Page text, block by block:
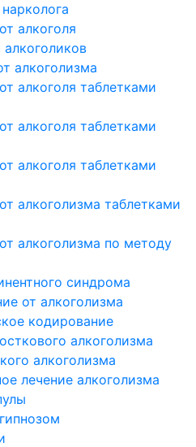
алкоголя
алкоголизма
алкоголя таблетками
алкоголя таблетками
алкоголя таблетками
алкоголизма таблетками
алкоголизма по методу
синдрома
от алкоголизма
кодирование
алкоголизма
алкоголизма
лечение алкоголизма